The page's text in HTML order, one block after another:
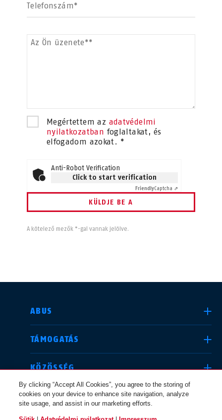
Telefonszám*
Az Ön üzenete**
Megértettem az adatvédelmi
nyilatkozatban foglaltakat, és
elfogadom azokat. *
Anti-Robot Verification
Click to start verification
FriendlyCaptcha ⇗
KÜLDJE BE A
A kötelező mezők *-gal vannak jelölve.
ABUS
TÁMOGATÁS
KÖZÖSSÉG
JOGI INFORMÁCIÓK
ORSZÁG KIVÁLASZTÁSA
Deutschland
By clicking “Accept All Cookies”, you agree to the storing of
cookies on your device to enhance site navigation, analyze
site usage, and assist in our marketing efforts.